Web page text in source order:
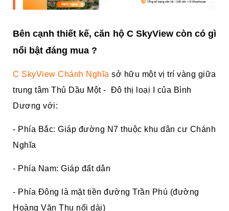
Bên cạnh thiết kế, căn hộ C SkyView còn có gì
nổi bật đáng mua ?
C SkyView Chánh Nghĩa sở hữu một vị trí vàng giữa
trung tâm Thủ Dầu Một - Đô thị loại I của Bình
Dương với:
- Phía Bắc: Giáp đường N7 thuộc khu dân cư Chánh
Nghĩa
- Phía Nam: Giáp đất dân
- Phía Đông là mặt tiền đường Trần Phú (đường
Hoàng Văn Thụ nối dài)